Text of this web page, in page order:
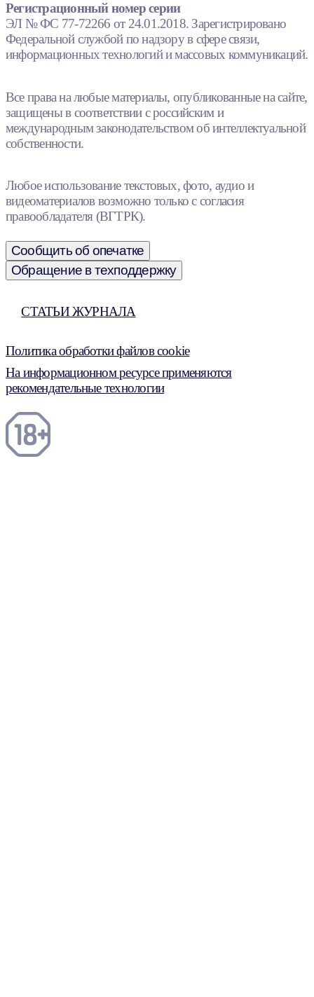
Регистрационный номер серии
ЭЛ № ФС 77-72266 от 24.01.2018. Зарегистрировано
Федеральной службой по надзору в сфере связи,
информационных технологий и массовых коммуникаций.
Все права на любые материалы, опубликованные на сайте,
защищены в соответствии с российским и
международным законодательством об интеллектуальной
собственности.
Любое использование текстовых, фото, аудио и
видеоматериалов возможно только с согласия
правообладателя (ВГТРК).
Сообщить об опечатке
Обращение в техподдержку
СТАТЬИ ЖУРНАЛА
Политика обработки файлов cookie
На информационном ресурсе применяются
рекомендательные технологии